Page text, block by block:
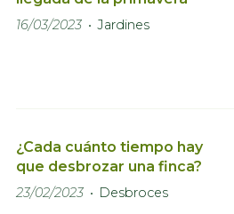
16/03/2023 Jardines
¿Cada cuánto tiempo hay
que desbrozar una finca?
23/02/2023 Desbroces